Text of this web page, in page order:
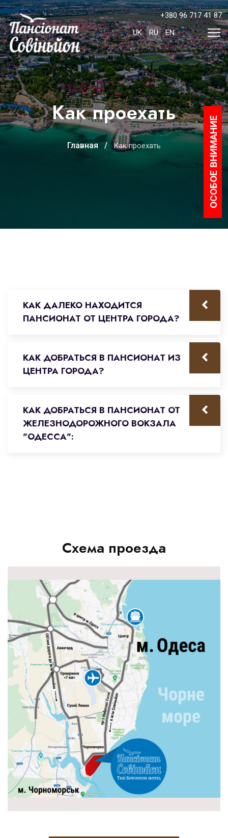
Выберите язык
UK RU EN
+380 96 717 41 87
Как проехать
Главная Как проехать
КАК ДАЛЕКО НАХОДИТСЯ
ПАНСИОНАТ ОТ ЦЕНТРА ГОРОДА?
КАК ДОБРАТЬСЯ В ПАНСИОНАТ ИЗ
ЦЕНТРА ГОРОДА?
КАК ДОБРАТЬСЯ В ПАНСИОНАТ ОТ
ЖЕЛЕЗНОДОРОЖНОГО ВОКЗАЛА
"ОДЕССА":
Схема проезда
ОСОБОЕ ВНИМАНИЕ